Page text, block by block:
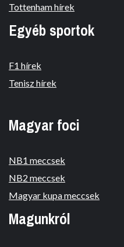
Tottenham hírek
Egyéb sportok
F1 hírek
Tenisz hírek
Magyar foci
NB1 meccsek
NB2 meccsek
Magyar kupa meccsek
Magunkról